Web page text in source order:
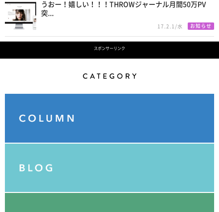
うおー！嬉しい！！！THROWジャーナル月間50万PV
突...
17.2.1/水 お知らせ
スポンサーリンク